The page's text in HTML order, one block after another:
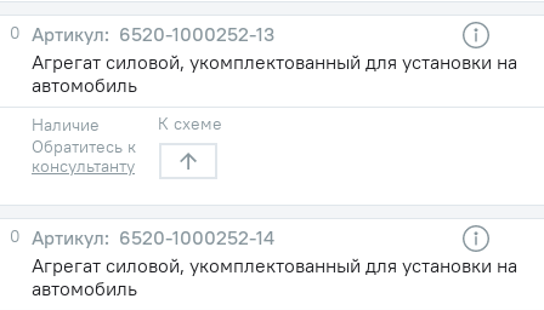
0
6520-1000252-13
Агрегат силовой, укомплектованный для установки на
автомобиль
Наличие
Обратитесь к
консультанту
К схеме
0
6520-1000252-14
Агрегат силовой, укомплектованный для установки на
автомобиль